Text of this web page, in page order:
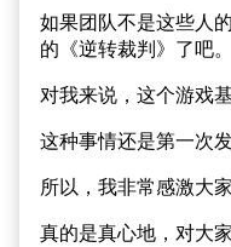
如果团队不是这些人
的《逆转裁判》了吧。
对我来说，这个游戏
这种事情还是第一次
所以，我非常感激大家
真的是真心地，对大